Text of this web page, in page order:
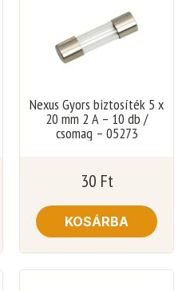
Nexus Gyors biztosíték 5 x
20 mm 2 A – 10 db /
csomag – 05273
30 Ft
KOSÁRBA